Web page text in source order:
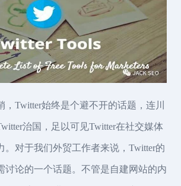
Twitter始终是个避不开的话题，连川
治国，足以可见Twitter在社交媒体
。对于我们外贸工作者来说，Twitter的
讨论的一个话题。不管是自建网站的内